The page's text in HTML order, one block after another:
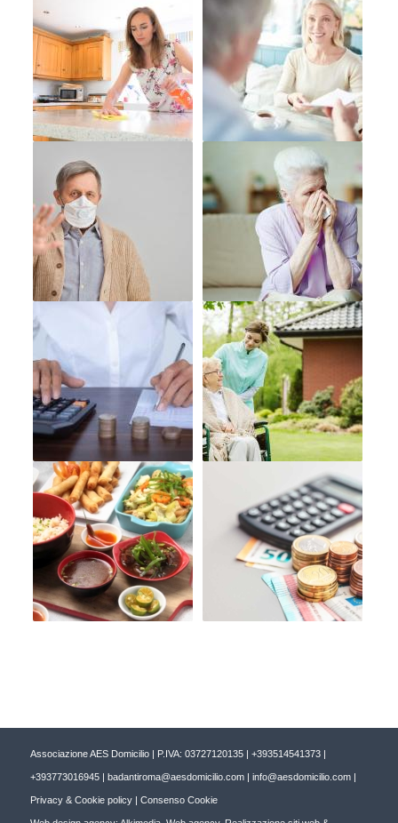
Associazione AES Domicilio | P.IVA: 03727120135 | +393514541373 |
+393773016945 | badantiroma@aesdomicilio.com| info@aesdomicilio.com|
Privacy & Cookie policy| Consenso Cookie